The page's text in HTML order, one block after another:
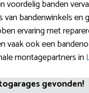
voordelig banden
bandenwinkels en
ervaring met
vaak ook een
montagepartners in
gevonden!